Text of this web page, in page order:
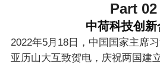
Part 02
中荷科技创新
2022年5月18日，中国国家主席
亚历山大互致贺电，庆祝两国建